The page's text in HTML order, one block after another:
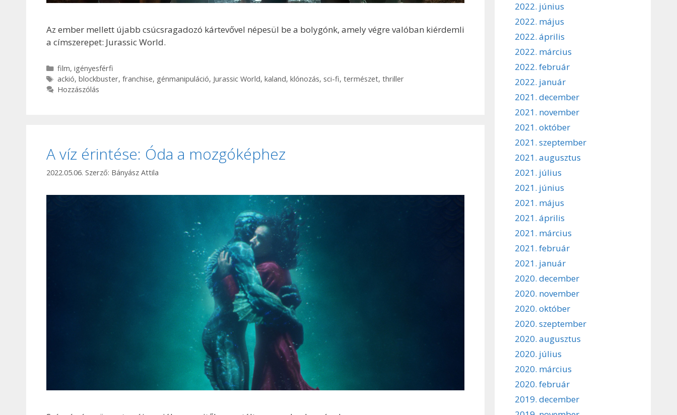
Az ember mellett újabb csúcsragadozó kártevővel népesül be a bolygónk, amely végre valóban kiérdemli
a címszerepet: Jurassic World.
Kategória
film, igényesférfi
Címkék
ackió, blockbuster, franchise, génmanipuláció, Jurassic World, kaland, klónozás, sci-fi, természet, thriller
Hozzászólás
A víz érintése: Óda a mozgóképhez
2022.05.06. Szerző: Bányász Attila
2022. június
2022. május
2022. április
2022. március
2022. február
2022. január
2021. december
2021. november
2021. október
2021. szeptember
2021. augusztus
2021. július
2021. június
2021. május
2021. április
2021. március
2021. február
2021. január
2020. december
2020. november
2020. október
2020. szeptember
2020. augusztus
2020. július
2020. március
2020. február
2019. december